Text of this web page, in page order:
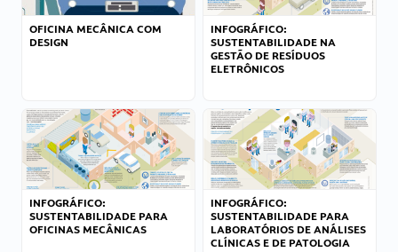
OFICINA MECÂNICA COM
DESIGN
INFOGRÁFICO:
SUSTENTABILIDADE NA
GESTÃO DE RESÍDUOS
ELETRÔNICOS
INFOGRÁFICO:
SUSTENTABILIDADE PARA
OFICINAS MECÂNICAS
INFOGRÁFICO:
SUSTENTABILIDADE PARA
LABORATÓRIOS DE ANÁLISES
CLÍNICAS E DE PATOLOGIA